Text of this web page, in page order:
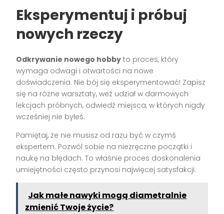
Eksperymentuj i próbuj
nowych rzeczy
Odkrywanie nowego hobby to proces, który
wymaga odwagi i otwartości na nowe
doświadczenia. Nie bój się eksperymentować! Zapisz
się na różne warsztaty, weź udział w darmowych
lekcjach próbnych, odwiedź miejsca, w których nigdy
wcześniej nie byłeś.
Pamiętaj, że nie musisz od razu być w czymś
ekspertem. Pozwól sobie na niezręczne początki i
naukę na błędach. To właśnie proces doskonalenia
umiejętności często przynosi najwięcej satysfakcji.
Jak małe nawyki mogą diametralnie
zmienić Twoje życie?